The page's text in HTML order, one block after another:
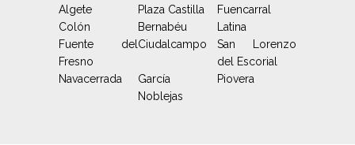
Algete
Plaza Castilla
Fuencarral
Colón
Bernabéu
Latina
Fuente del
Fresno
Ciudalcampo
San Lorenzo
del Escorial
Navacerrada
García
Noblejas
Piovera